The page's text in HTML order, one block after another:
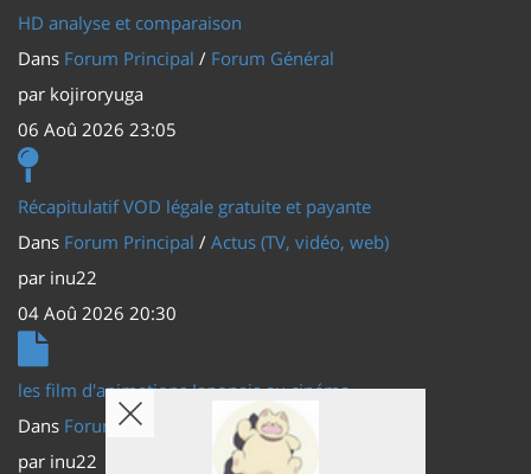
HD analyse et comparaison
Dans Forum Principal / Forum Général
par kojiroryuga
06 Aoû 2026 23:05
Récapitulatif VOD légale gratuite et payante
Dans Forum Principal / Actus (TV, vidéo, web)
par inu22
04 Aoû 2026 20:30
les film d'animations Japonais au cinéma
Dans Forum Principal
Actus (TV, vidéo, web)
par inu22